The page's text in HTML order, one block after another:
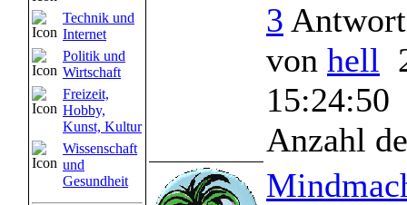
Technik und
Internet
Politik und
Wirtschaft
Freizeit,
Hobby,
Kunst, Kultur
Wissenschaft
und
Gesundheit
3
von hell
15:24:50
Anzahl